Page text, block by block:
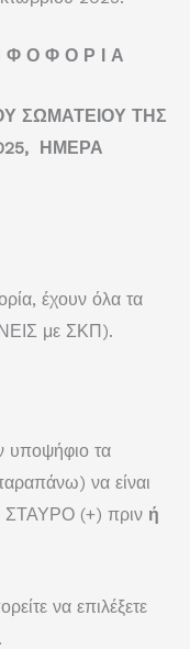
Ο Φ Ο Ρ Ι Α
ΣΩΜΑΤΕΙΟΥ ΤΗΣ
ΗΜΕΡΑ
έχουν όλα τα
με ΣΚΠ).
υποψήφιο τα
να είναι
ΣΤΑΥΡΟ (+) πριν ή
να επιλέξετε
.